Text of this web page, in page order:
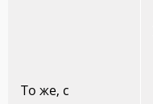
То же, с